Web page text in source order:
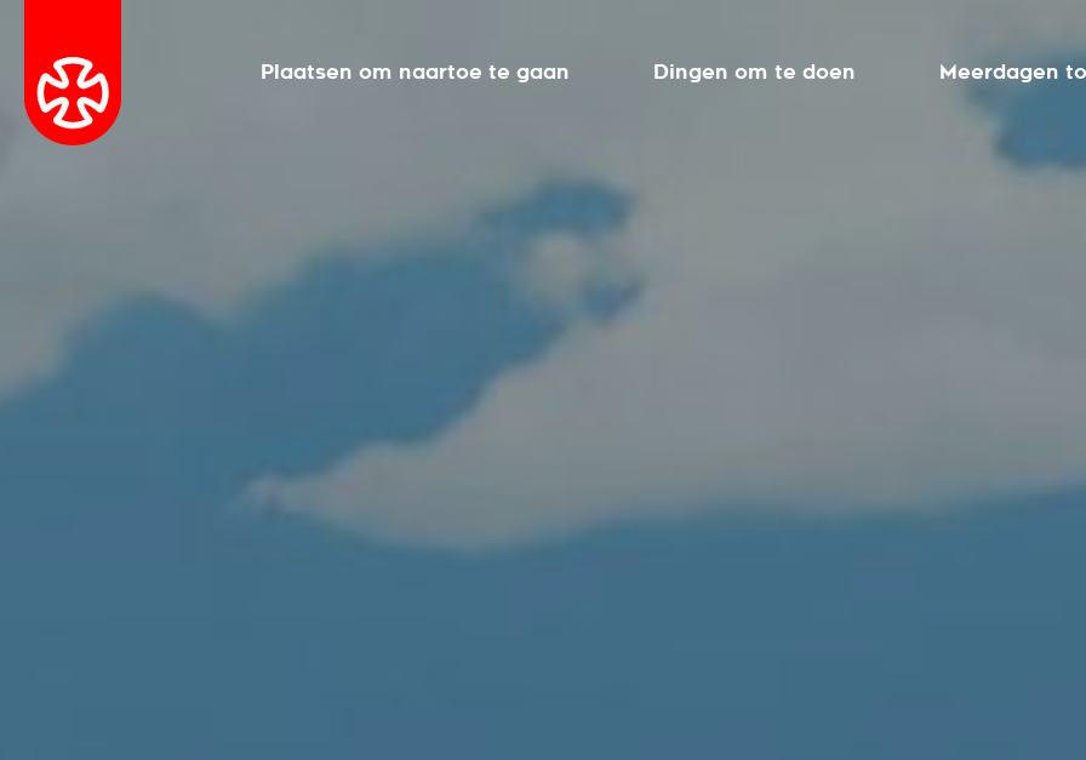
Plaatsen om naartoe te gaan Dingen om te doen Meerdagen